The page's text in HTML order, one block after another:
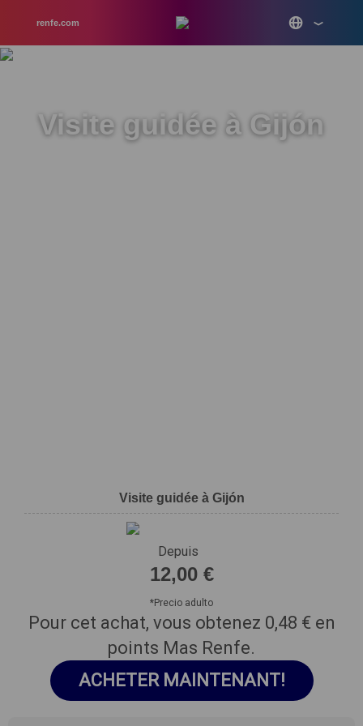
renfe.com
Visite guidée à Gijón
Visite guidée à Gijón
Depuis
12,00 €
*Precio adulto
Pour cet achat, vous obtenez 0,48 € en
points Mas Renfe.
ACHETER MAINTENANT!